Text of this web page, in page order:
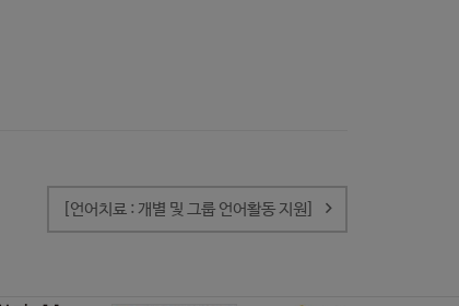
[언어치료 : 개별 및 그룹 언어활동 지원]